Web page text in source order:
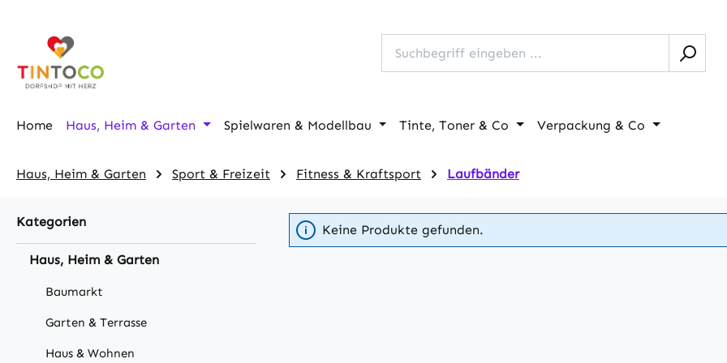
Home Haus, Heim & Garten Spielwaren & Modellbau Tinte, Toner & Co Verpackung & Co
Haus, Heim & Garten Sport & Freizeit Fitness & Kraftsport Laufbänder
Kategorien
Haus, Heim & Garten
Baumarkt
Garten & Terrasse
Haus & Wohnen
Keine Produkte gefunden.